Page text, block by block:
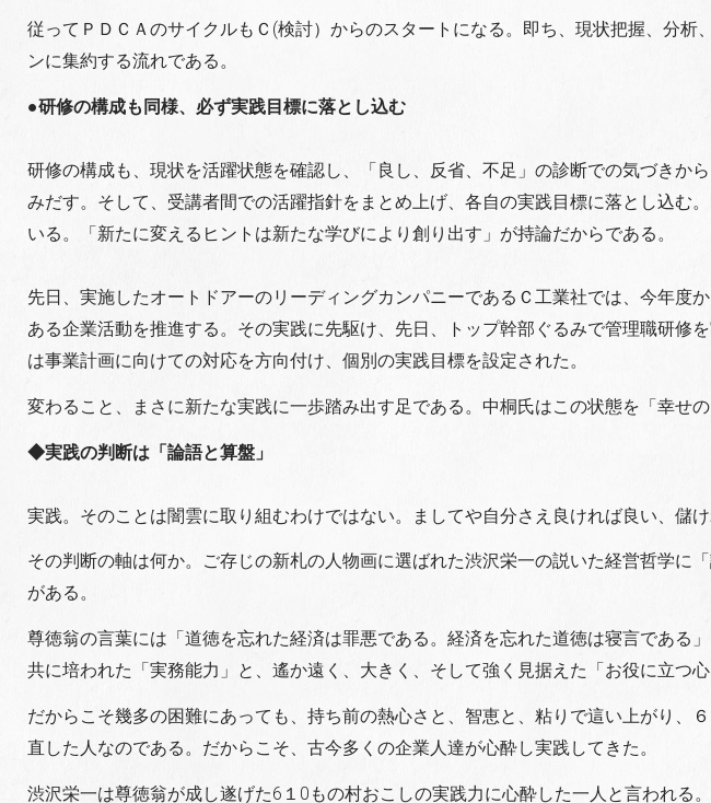
従ってＰＤＣＡのサイクルもＣ(検討）からのスタートになる。即ち、現状把握、分析
ンに集約する流れである。
●研修の構成も同様、必ず実践目標に落とし込む
研修の構成も、現状を活躍状態を確認し、「良し、反省、不足」の診断での気づきか
みだす。そして、受講者間での活躍指針をまとめ上げ、各自の実践目標に落とし込む
いる。「新たに変えるヒントは新たな学びにより創り出す」が持論だからである。
先日、実施したオートドアーのリーディングカンパニーであるＣ工業社では、今年度
ある企業活動を推進する。その実践に先駆け、先日、トップ幹部ぐるみで管理職研修
は事業計画に向けての対応を方向付け、個別の実践目標を設定された。
変わること、まさに新たな実践に一歩踏み出す足である。中桐氏はこの状態を「幸せの
◆実践の判断は「論語と算盤」
実践。そのことは闇雲に取り組むわけではない。ましてや自分さえ良ければ良い、儲
その判断の軸は何か。ご存じの新札の人物画に選ばれた渋沢栄一の説いた経営哲学に
がある。
尊徳翁の言葉には「道徳を忘れた経済は罪悪である。経済を忘れた道徳は寝言である
共に培われた「実務能力」と、遙か遠く、大きく、そして強く見据えた「お役に立つ心
だからこそ幾多の困難にあっても、持ち前の熱心さと、智恵と、粘りで這い上がり、
直した人なのである。だからこそ、古今多くの企業人達が心酔し実践してきた。
渋沢栄一は尊徳翁が成し遂げた6１0もの村おこしの実践力に心酔した一人と言われる